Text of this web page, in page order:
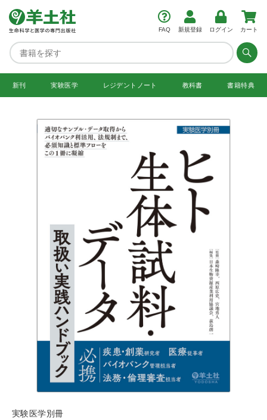
FAQ 新規登録 ログイン カート
新刊 実験医学 レジデント ノート 教科書 書籍特典
実験医学別冊